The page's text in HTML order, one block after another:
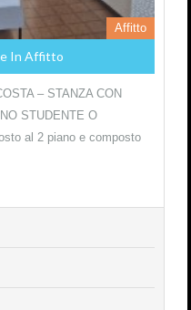
Affitto
In Affitto
– STANZA CON
STUDENTE O
al 2 piano e composto